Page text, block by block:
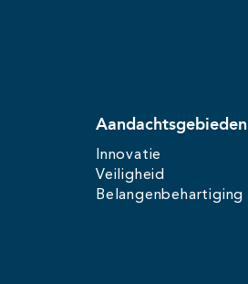
Aandachtsgebieden
Innovatie
Veiligheid
Belangenbehartiging